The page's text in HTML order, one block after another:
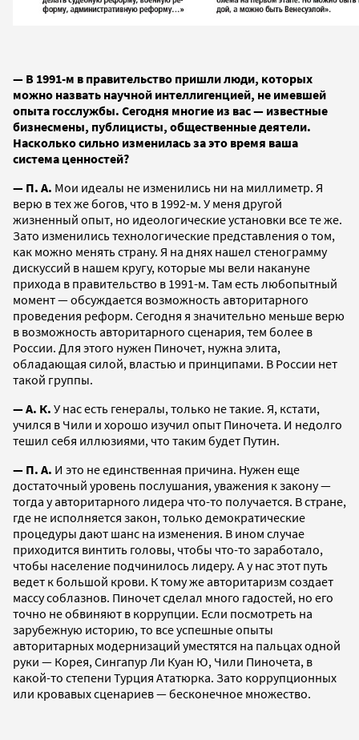
— В 1991-м в правительство пришли люди, которых
можно назвать научной интеллигенцией, не имевшей
опыта госслужбы. Сегодня многие из вас — известные
бизнесмены, публицисты, общественные деятели.
Насколько сильно изменилась за это время ваша
система ценностей?
— П. А. Мои идеалы не изменились ни на миллиметр. Я
верю в тех же богов, что в 1992-м. У меня другой
жизненный опыт, но идеологические установки все те же.
Зато изменились технологические представления о том,
как можно менять страну. Я на днях нашел стенограмму
дискуссий в нашем кругу, которые мы вели накануне
прихода в правительство в 1991-м. Там есть любопытный
момент — обсуждается возможность авторитарного
проведения реформ. Сегодня я значительно меньше верю
в возможность авторитарного сценария, тем более в
России. Для этого нужен Пиночет, нужна элита,
обладающая силой, властью и принципами. В России нет
такой группы.
— А. К. У нас есть генералы, только не такие. Я, кстати,
учился в Чили и хорошо изучил опыт Пиночета. И недолго
тешил себя иллюзиями, что таким будет Путин.
— П. А. И это не единственная причина. Нужен еще
достаточный уровень послушания, уважения к закону —
тогда у авторитарного лидера что-то получается. В стране,
где не исполняется закон, только демократические
процедуры дают шанс на изменения. В ином случае
приходится винтить головы, чтобы что-то заработало,
чтобы население подчинилось лидеру. А у нас этот путь
ведет к большой крови. К тому же авторитаризм создает
массу соблазнов. Пиночет сделал много гадостей, но его
точно не обвиняют в коррупции. Если посмотреть на
зарубежную историю, то все успешные опыты
авторитарных модернизаций уместятся на пальцах одной
руки — Корея, Сингапур Ли Куан Ю, Чили Пиночета, в
какой-то степени Турция Ататюрка. Зато коррупционных
или кровавых сценариев — бесконечное множество.